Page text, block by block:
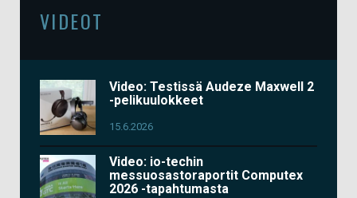
VIDEOT
Video: Testissä Audeze Maxwell 2
-pelikuulokkeet
15.6.2026
Video: io-techin
messuosastoraportit Computex
2026 -tapahtumasta